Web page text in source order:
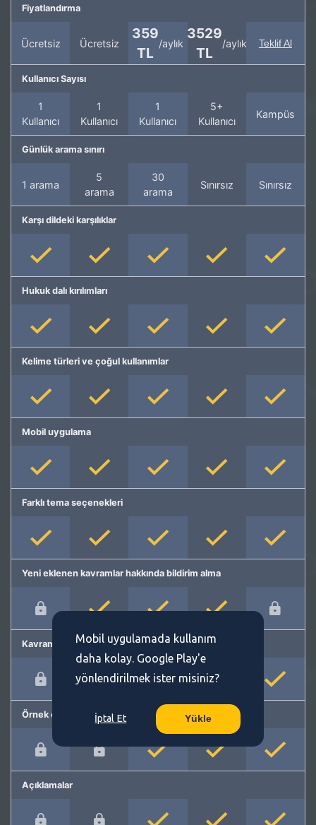
Fiyatlandırma
Ücretsiz Ücretsiz
359
TL
/aylık
3529
TL
/aylık Teklif Al
Kullanıcı Sayısı
1
Kullanıcı
1
Kullanıcı
1
Kullanıcı
5+
Kullanıcı
Kampüs
Günlük arama sınırı
1 arama
5
arama
30
arama
Sınırsız Sınırsız
Karşı dildeki karşılıklar
Hukuk dalı kırılımları
Kelime türleri ve çoğul kullanımlar
Mobil uygulama
Farklı tema seçenekleri
Yeni eklenen kavramlar hakkında bildirim alma
Kavram önerme
Örnek cümleler
Açıklamalar
Mobil uygulamada kullanım
daha kolay. Google Play'e
yönlendirilmek ister misiniz?
İptal Et Yükle